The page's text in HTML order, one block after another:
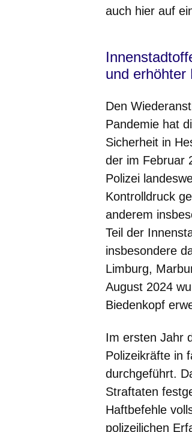
auch hier auf
und erhöhter
Den
Pandemie hat
Sicherheit in
der im Februar
Polizei
Kontrolldruck
anderem
Teil der
insbesondere
Limburg,
August 2024
Biedenkopf
Im ersten Jahr
Polizeikräfte in
durchgeführt.
Straftaten
Haftbefehle
polizeilichen